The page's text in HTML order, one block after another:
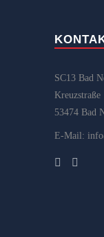
SC13 Bad
Kreuzstraße
53474 Bad
E-Mail: